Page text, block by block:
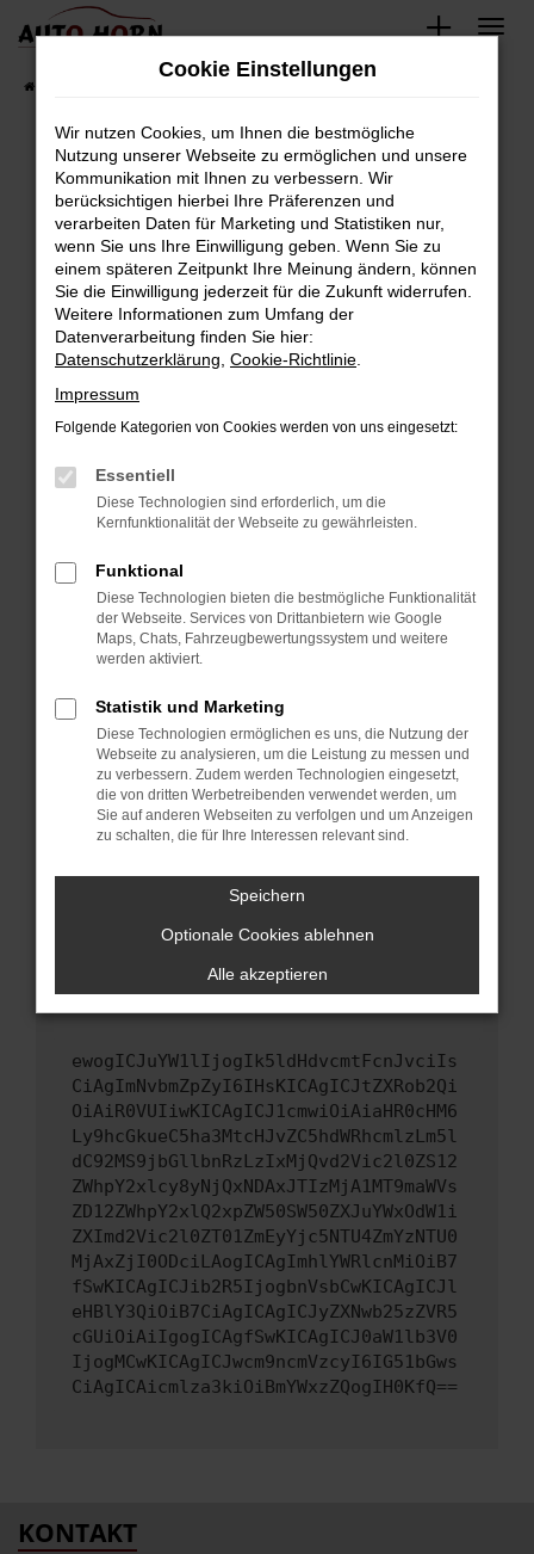
Zum
springen
Fahrzeugbestand
Fehler: Network Error
Beim Laden ist ein Fehler aufgetreten.
Hier sind ein paar Tipps, die dir helfen können:
Überprüfe deine Firewall und deine
Internetverbindung.
Laden andere Webseiten, zum Beispiel deine
Suchmaschine?
Prüfe deine Browsererweiterungen.
können das Laden bestimmter Seiten
verhindern. Funktioniert die Seite in einem
anderen Browser oder in einem privaten
Starte dein Gerät neu.
Das kann manchmal helfen, vorübergehende
Probleme zu beheben.
Betriebssystem auf dem neuesten Stand
sind.
Veraltete Software birgt nicht nur ein
Sicherheitsrisiko, sondern kann auch dazu
führen, dass bestimmte Funktionen nicht mehr
unterstützt werden.
Wende dich an den Webseitenbetreiber.
Wenn du alle oben genannten Schritte versucht
hast, kontaktiere uns bitte. Wir werden
versuchen, das Problem zu beheben. Du kannst
uns diesen Text schicken, um uns bei der
ewogICJuYW1lIjogIk5ldHdvcmtFcnJvciIs
CiAgImNvbmZpZyI6IHsKICAgICJtZXRob2Qi
OiAiR0VUIiwKICAgICJ1cmwiOiAiaHR0cHM6
Ly9hcGkueC5ha3MtcHJvZC5hdWRhcmlzLm5l
dC92MS9jbGllbnRzLzIxMjQvd2Vic2l0ZS12
ZWhpY2xlcy8yNjQxNDAxJTIzMjA1MT9maWVs
ZD12ZWhpY2xlQ2xpZW50SW50ZXJuYWxOdW1i
ZXImd2Vic2l0ZT01ZmEyYjc5NTU4ZmYzNTU0
MjAxZjI0ODciLAogICAgImhlYWRlcnMiOiB7
fSwKICAgICJib2R5IjogbnVsbCwKICAgICJl
eHBlY3QiOiB7CiAgICAgICJyZXNwb25zZVR5
cGUiOiAiIgogICAgfSwKICAgICJ0aW1lb3V0
IjogMCwKICAgICJwcm9ncmVzcyI6IG51bGws
CiAgICAicmlza3kiOiBmYWxzZQogIH0KfQ==
KONTAKT
Cookie Einstellungen
Wir nutzen Cookies, um Ihnen die bestmögliche
Nutzung unserer Webseite zu ermöglichen und unsere
Kommunikation mit Ihnen zu verbessern. Wir
berücksichtigen hierbei Ihre Präferenzen und
verarbeiten Daten für Marketing und Statistiken nur,
wenn Sie uns Ihre Einwilligung geben. Wenn Sie zu
einem späteren Zeitpunkt Ihre Meinung ändern, können
Sie die Einwilligung jederzeit für die Zukunft widerrufen.
Weitere Informationen zum Umfang der
Datenverarbeitung finden Sie hier:
Datenschutzerklärung Cookie-Richtlinie
Impressum
Folgende Kategorien von Cookies werden von uns eingesetzt:
Essentiell
Diese Technologien sind erforderlich, um die
Kernfunktionalität der Webseite zu gewährleisten.
Funktional
Diese Technologien bieten die bestmögliche Funktionalität
der Webseite. Services von Drittanbietern wie Google
Maps, Chats, Fahrzeugbewertungssystem und weitere
werden aktiviert.
Statistik und Marketing
Diese Technologien ermöglichen es uns, die Nutzung der
Webseite zu analysieren, um die Leistung zu messen und
zu verbessern. Zudem werden Technologien eingesetzt,
die von dritten Werbetreibenden verwendet werden, um
Sie auf anderen Webseiten zu verfolgen und um Anzeigen
zu schalten, die für Ihre Interessen relevant sind.
Speichern
Optionale Cookies ablehnen
Alle akzeptieren